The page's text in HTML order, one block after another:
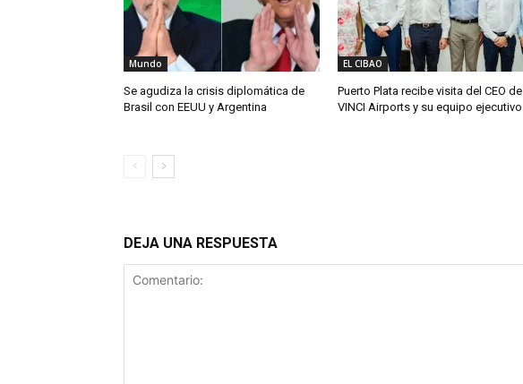
Mundo
Se agudiza la crisis diplomática de
Brasil con EEUU y Argentina
EL CIBAO
Puerto Plata recibe visita del CEO de
VINCI Airports y su equipo ejecutivo
DEJA UNA RESPUESTA